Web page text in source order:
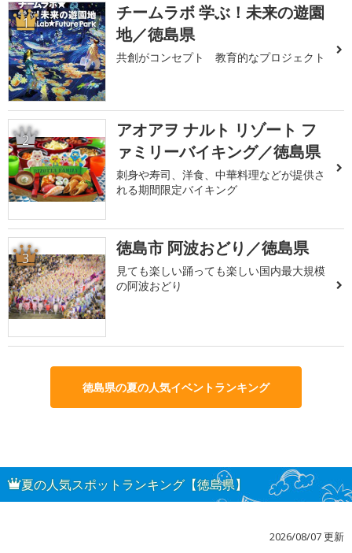
1
チームラボ 学ぶ！未来の遊園
地／徳島県
共創がコンセプト 教育的なプロジェクト
2
アオアヲ ナルト リゾート フ
ァミリーバイキング／徳島県
刺身や寿司、洋食、中華料理などが提供さ
れる期間限定バイキング
3 徳島市 阿波おどり／徳島県
見ても楽しい踊っても楽しい国内最大規模
の阿波おどり
徳島県の夏の人気イベントランキング
夏の人気スポットランキング【徳島県】
2026/08/07 更新